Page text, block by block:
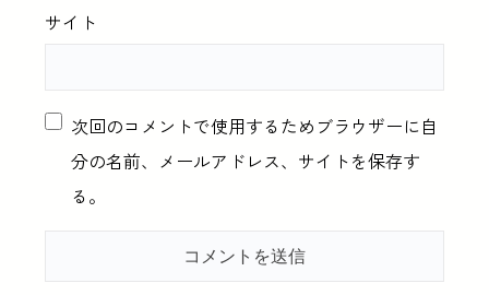
サイト
次回のコメントで使用するためブラウザーに自
分の名前、メールアドレス、サイトを保存す
る。